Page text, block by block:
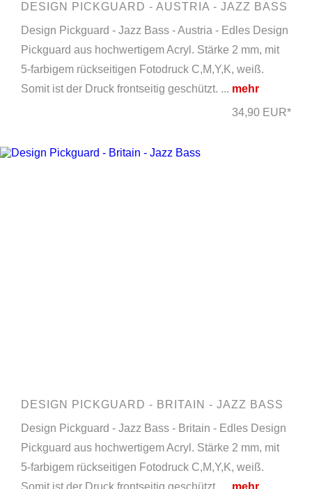
DESIGN PICKGUARD - AUSTRIA - JAZZ BASS
Design Pickguard - Jazz Bass - Austria - Edles Design
Pickguard aus hochwertigem Acryl. Stärke 2 mm, mit
5-farbigem rückseitigen Fotodruck C,M,Y,K, weiß.
Somit ist der Druck frontseitig geschützt. ... mehr
34,90 EUR*
DESIGN PICKGUARD - BRITAIN - JAZZ BASS
Design Pickguard - Jazz Bass - Britain - Edles Design
Pickguard aus hochwertigem Acryl. Stärke 2 mm, mit
5-farbigem rückseitigen Fotodruck C,M,Y,K, weiß.
Somit ist der Druck frontseitig geschützt. ... mehr